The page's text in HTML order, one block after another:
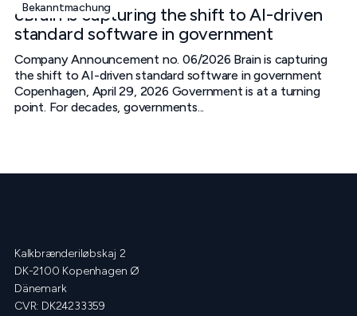
Bekanntmachung
cBrain is capturing the shift to AI-driven
standard software in government
Company Announcement no. 06/2026 Brain is capturing
the shift to AI-driven standard software in government
Copenhagen, April 29, 2026 Government is at a turning
point. For decades, governments...
Kalkbrænderiløbskaj 2
DK-2100 Kopenhagen Ø
Dänemark
CVR: DK24233359